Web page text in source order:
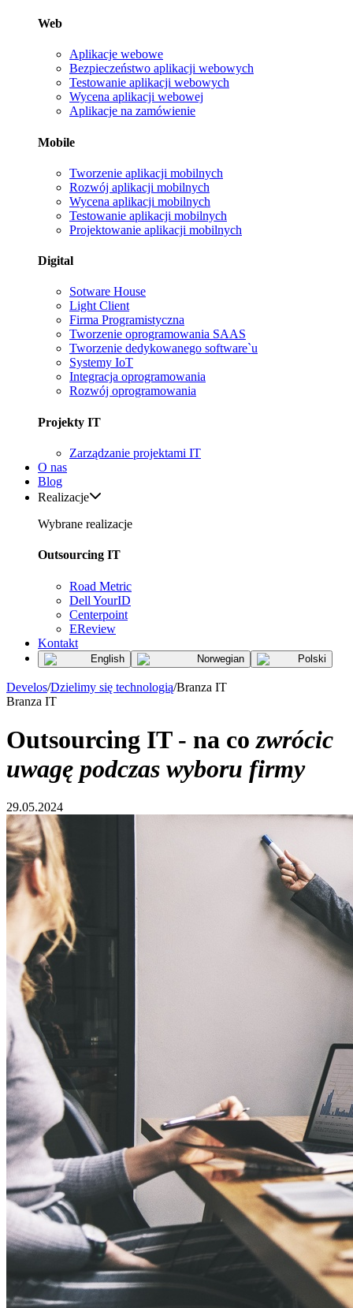
Web
Aplikacje webowe
Bezpieczeństwo aplikacji webowych
Testowanie aplikacji webowych
Wycena aplikacji webowej
Aplikacje na zamówienie
Mobile
Tworzenie aplikacji mobilnych
Rozwój aplikacji mobilnych
Wycena aplikacji mobilnych
Testowanie aplikacji mobilnych
Projektowanie aplikacji mobilnych
Digital
Sotware House
Light Client
Firma Programistyczna
Tworzenie oprogramowania SAAS
Tworzenie dedykowanego software`u
Systemy IoT
Integracja oprogramowania
Rozwój oprogramowania
Projekty IT
Zarządzanie projektami IT
O nas
Blog
Realizacje
Wybrane realizacje
Outsourcing IT
Road Metric
Dell YourID
Centerpoint
EReview
Kontakt
English Norwegian Polski
Develos/Dzielimy się technologią/Branza IT
Branza IT
Outsourcing IT - na cozwrócic
uwagę podczas wyboru firmy
29.05.2024